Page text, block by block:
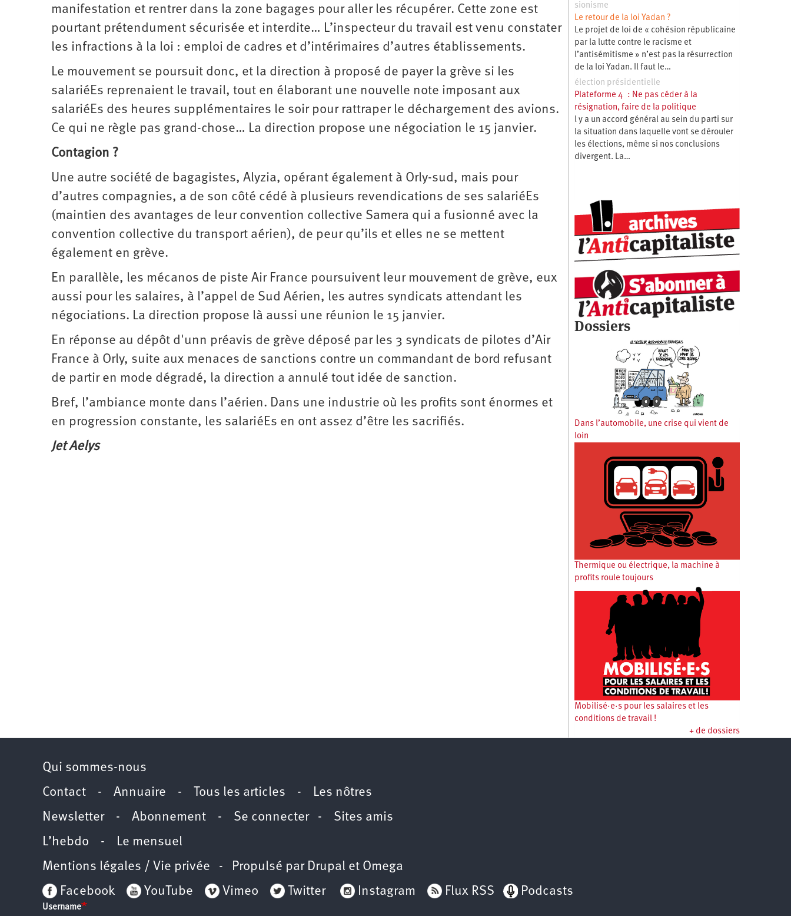
manifestation et rentrer dans la zone bagages pour aller les récupérer. Cette zone est
pourtant prétendument sécurisée et interdite… L’inspecteur du travail est venu constater
les infractions à la loi : emploi de cadres et d’intérimaires d’autres établissements.
Le mouvement se poursuit donc, et la direction à proposé de payer la grève si les
salariéEs reprenaient le travail, tout en élaborant une nouvelle note imposant aux
salariéEs des heures supplémentaires le soir pour rattraper le déchargement des avions.
Ce qui ne règle pas grand-chose… La direction propose une négociation le 15 janvier.
Contagion ?
Une autre société de bagagistes, Alyzia, opérant également à Orly-sud, mais pour
d’autres compagnies, a de son côté cédé à plusieurs revendications de ses salariéEs
(maintien des avantages de leur convention collective Samera qui a fusionné avec la
convention collective du transport aérien), de peur qu’ils et elles ne se mettent
également en grève.
En parallèle, les mécanos de piste Air France poursuivent leur mouvement de grève, eux
aussi pour les salaires, à l’appel de Sud Aérien, les autres syndicats attendant les
négociations. La direction propose là aussi une réunion le 15 janvier.
En réponse au dépôt d'unn préavis de grève déposé par les 3 syndicats de pilotes d’Air
France à Orly, suite aux menaces de sanctions contre un commandant de bord refusant
de partir en mode dégradé, la direction a annulé tout idée de sanction.
Bref, l’ambiance monte dans l’aérien. Dans une industrie où les profits sont énormes et
en progression constante, les salariéEs en ont assez d’être les sacrifiés.
Jet Aelys
sionisme
Le retour de la loi Yadan ?
Le projet de loi de « cohésion républicaine
par la lutte contre le racisme et
l’antisémitisme » n’est pas la résurrection
de la loi Yadan. Il faut le…
élection présidentielle
Plateforme 4 : Ne pas céder à la
résignation, faire de la politique
l y a un accord général au sein du parti sur
la situation dans laquelle vont se dérouler
les élections, même si nos conclusions
divergent. La…
Dossiers
Dans l’automobile, une crise qui vient de
loin
Thermique ou électrique, la machine à
profits roule toujours
Mobilisé·e·s pour les salaires et les
conditions de travail !
+ de dossiers
Qui sommes-nous
Contact - Annuaire - Tous les articles - Les nôtres
Newsletter- Abonnement - Se connecter- Sites amis
L’hebdo - Le mensuel
Mentions légales / Vie privée - Propulsé par Drupal et Omega
Facebook
YouTube Vimeo Twitter Instagram Flux RSS Podcasts
Username